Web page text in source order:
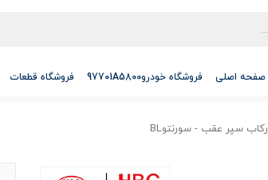
صفحه اصلی فروشگاه خودرو97701A5800 فروشگاه قطعات
رکاب سپر عقب - سورنتوBL